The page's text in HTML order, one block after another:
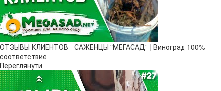
ОТЗЫВЫ КЛИЕНТОВ - САЖЕНЦЫ "МЕГАСАД" | Виноград 100%
соответствие
Переглянути